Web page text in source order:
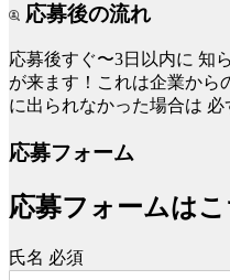
応募後の流れ
応募後すぐ〜3日以内に 知
が来ます！これは企業から
に出られなかった場合は 必
応募フォーム
応募フォームは
氏名 必須